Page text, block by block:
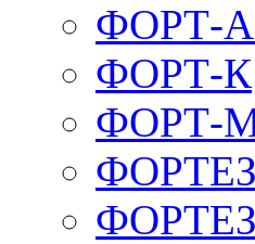
ФОРТ-
ФОРТ-К
ФОРТ-